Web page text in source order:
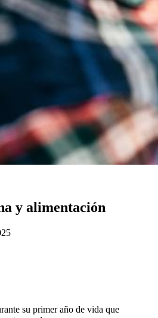
y alimentación
su primer año de vida que